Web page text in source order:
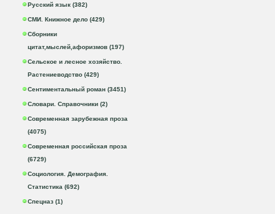
Русский язык (382)
СМИ. Книжное дело (429)
Сборники
цитат,мыслей,афоризмов (197)
Сельское и лесное хозяйство.
Растениеводство (429)
Сентиментальный роман (3451)
Словари. Справочники (2)
Современная зарубежная проза
(4075)
Современная российская проза
(6729)
Социология. Демография.
Статистика (692)
Спецназ (1)